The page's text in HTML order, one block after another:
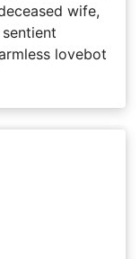
wife,
lovebot